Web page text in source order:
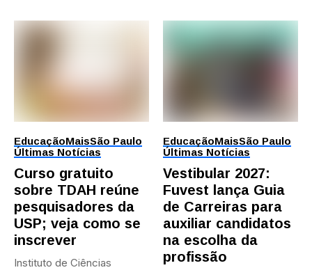
EducaçãoMaisSão Paulo
Últimas Notícias
Curso gratuito
sobre TDAH reúne
pesquisadores da
USP; veja como se
inscrever
Instituto de Ciências
EducaçãoMaisSão Paulo
Últimas Notícias
Vestibular 2027:
Fuvest lança Guia
de Carreiras para
auxiliar candidatos
na escolha da
profissão